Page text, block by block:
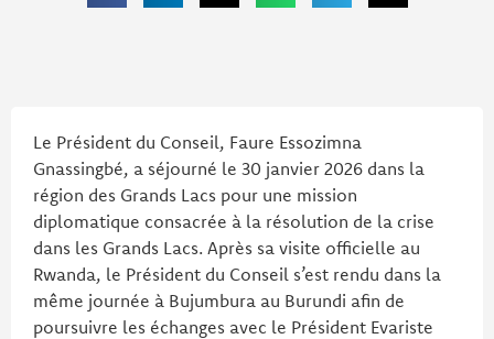
Le Président du Conseil, Faure Essozimna
Gnassingbé, a séjourné le 30 janvier 2026 dans la
région des Grands Lacs pour une mission
diplomatique consacrée à la résolution de la crise
dans les Grands Lacs. Après sa visite officielle au
Rwanda, le Président du Conseil s’est rendu dans la
même journée à Bujumbura au Burundi afin de
poursuivre les échanges avec le Président Evariste